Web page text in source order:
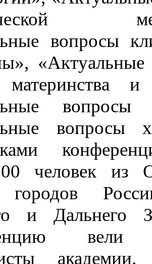
вопросы
и
вопросы
вопросы
человек из
городов
и Дальнего
вели